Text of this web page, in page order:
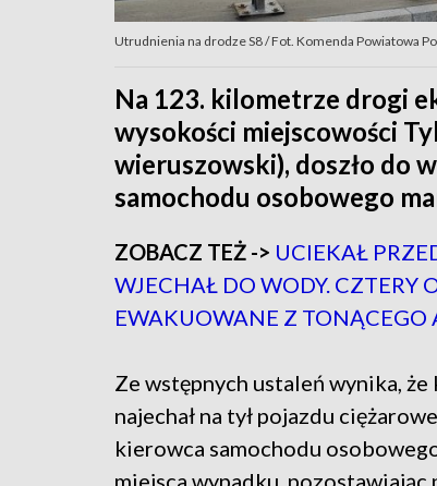
Utrudnienia na drodze S8 / Fot. Komenda Powiatowa
Na 123. kilometrze drogi
wysokości miejscowości
wieruszowski), doszło do
samochodu osobowego
ZOBACZ TEŻ -> UCIEKAŁ
WJECHAŁ DO WODY. CZTERY
EWAKUOWANE Z TONĄCEGO
Ze wstępnych ustaleń wynika,
najechał na tył pojazdu
kierowca samochodu